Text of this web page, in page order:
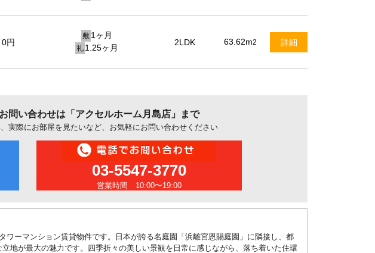
0円
敷 1ヶ月
礼 1.25ヶ月
2LDK 63.62m2 詳細
問い合わせは「アクセルホーム月島店」まで
実際にお部屋を見たいなど、お気軽にお問い合わせください
03-5547-3770
営業時間 10:00〜19:00
ワーマンション賃貸物件です。日本が誇る名庭園「浜離宮恩賜庭園」に隣接し、都
地が最大の魅力です。四季折々の美しい景観を日常に感じながら、落ち着いた住環